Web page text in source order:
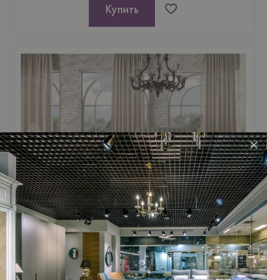
×
Купить
Дитяче ліжко CEZANNE
КРОВАТИ
79 196 ₴